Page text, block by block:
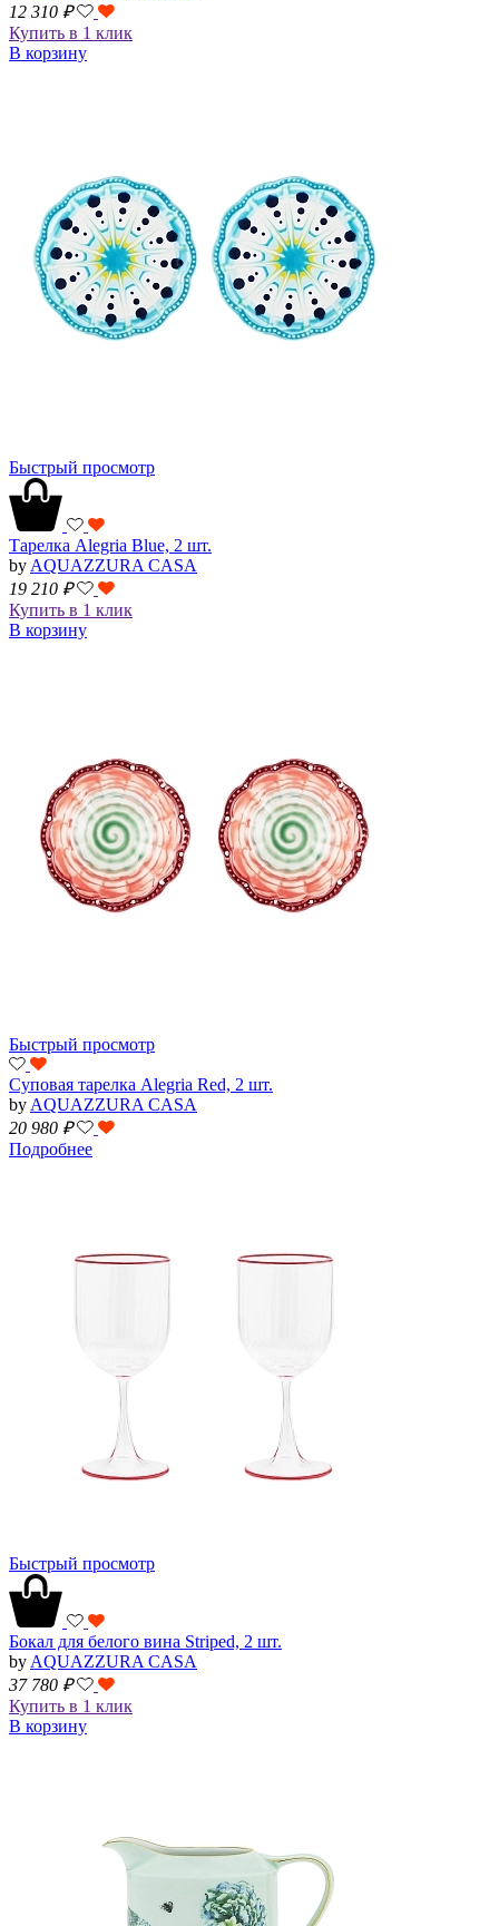
12 310 ₽
Купить в 1 клик
В корзину
Быстрый просмотр
Тарелка Alegria Blue, 2 шт.
by AQUAZZURA CASA
19 210 ₽
Купить в 1 клик
В корзину
Быстрый просмотр
Суповая тарелка Alegria Red, 2 шт.
by AQUAZZURA CASA
20 980 ₽
Подробнее
Быстрый просмотр
Бокал для белого вина Striped, 2 шт.
by AQUAZZURA CASA
37 780 ₽
Купить в 1 клик
В корзину